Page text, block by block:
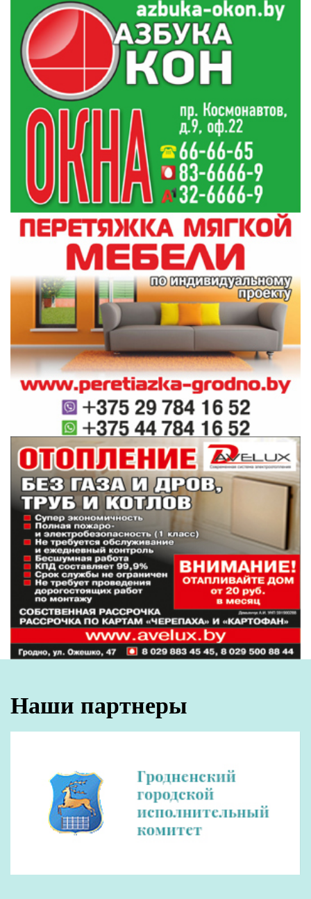
В четверг будет преобладать облачная
погода. Местами прогнозируются небольшие
осадки (снег, мокрый снег). Ночью и утром в
отдельных районах слабый туман. Местами
слабый гололед, на дорогах гололедица.
Ветер юго-западный 3-8 м/с. Ночью
температура воздуха - от 0 до 6 градусов
мороза. Днем температура воздуха составит
минус 3 - плюс 2 градуса.
Оперативные и актуальные новости
Гродно и области в нашемTelegram-
канале. Подписывайтесь по ссылке!
#погода #климат #природа
#новости
беларуси
Поделиться:
Лентановостей
«Ивьевский помидор» и «Праздник вокзала».
Главное за 8 августа
20:32 Погода в Гродненской области на 9 августа
19:50 В Поречье проходит «Праздник вокзала»
19:34 Обновлен перечень специальностей воинского
учета для женщин
18:31 Сколько зарабатывают строители?
17:25 Виктор Пранюк провел прямую телефонную
линию с жителями региона
Все новости